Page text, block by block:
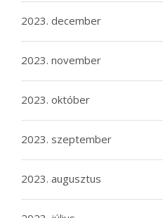
2023. december
2023. november
2023. október
2023. szeptember
2023. augusztus